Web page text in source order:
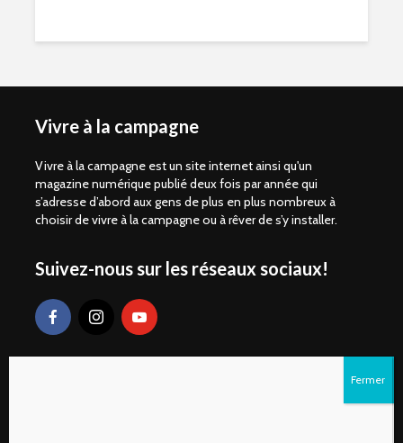
Vivre à la campagne
Vivre à la campagne est un site internet ainsi qu'un
magazine numérique publié deux fois par année qui
s’adresse d’abord aux gens de plus en plus nombreux à
choisir de vivre à la campagne ou à rêver de s’y installer.
Suivez-nous sur les réseaux sociaux!